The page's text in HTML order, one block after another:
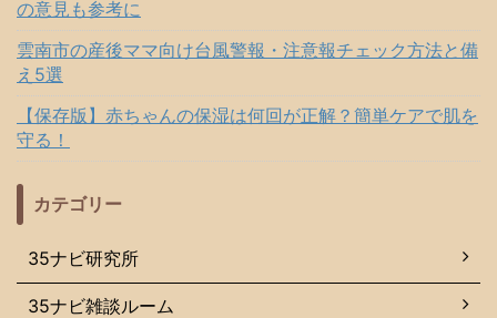
の意見も参考に
雲南市の産後ママ向け台風警報・注意報チェック方法と備
え5選
【保存版】赤ちゃんの保湿は何回が正解？簡単ケアで肌を
守る！
カテゴリー
35ナビ研究所
35ナビ雑談ルーム